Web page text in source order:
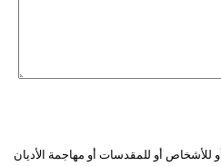
للأشخاص أو للمقدسات أو مهاجمة الأديان